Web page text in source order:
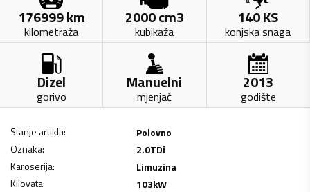
176999km
kilometraža
2000cm3
kubikaža
140KS
konjska snaga
Dizel
gorivo
Manuelni
mjenjač
2013
godište
Stanje artikla:
Polovno
Oznaka:
2.0TDi
Karoserija:
Limuzina
Kilovata: 103kW